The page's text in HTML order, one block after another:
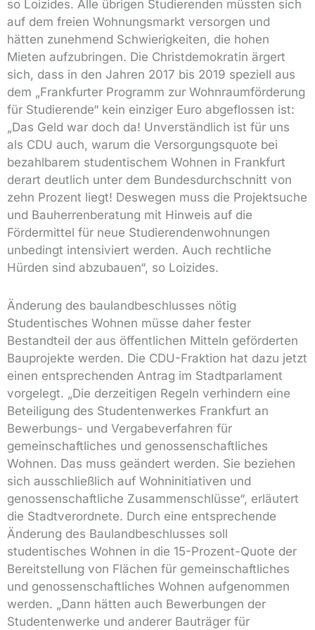
so Loizides. Alle übrigen Studierenden müssten sich
auf dem freien Wohnungsmarkt versorgen und
hätten zunehmend Schwierigkeiten, die hohen
Mieten aufzubringen. Die Christdemokratin ärgert
sich, dass in den Jahren 2017 bis 2019 speziell aus
dem „Frankfurter Programm zur Wohnraumförderung
für Studierende“ kein einziger Euro abgeflossen ist:
„Das Geld war doch da! Unverständlich ist für uns
als CDU auch, warum die Versorgungsquote bei
bezahlbarem studentischem Wohnen in Frankfurt
derart deutlich unter dem Bundesdurchschnitt von
zehn Prozent liegt! Deswegen muss die Projektsuche
und Bauherrenberatung mit Hinweis auf die
Fördermittel für neue Studierendenwohnungen
unbedingt intensiviert werden. Auch rechtliche
Hürden sind abzubauen“, so Loizides.
Änderung des baulandbeschlusses nötig
Studentisches Wohnen müsse daher fester
Bestandteil der aus öffentlichen Mitteln geförderten
Bauprojekte werden. Die CDU-Fraktion hat dazu jetzt
einen entsprechenden Antrag im Stadtparlament
vorgelegt. „Die derzeitigen Regeln verhindern eine
Beteiligung des Studentenwerkes Frankfurt an
Bewerbungs- und Vergabeverfahren für
gemeinschaftliches und genossenschaftliches
Wohnen. Das muss geändert werden. Sie beziehen
sich ausschließlich auf Wohninitiativen und
genossenschaftliche Zusammenschlüsse“, erläutert
die Stadtverordnete. Durch eine entsprechende
Änderung des Baulandbeschlusses soll
studentisches Wohnen in die 15-Prozent-Quote der
Bereitstellung von Flächen für gemeinschaftliches
und genossenschaftliches Wohnen aufgenommen
werden. „Dann hätten auch Bewerbungen der
Studentenwerke und anderer Bauträger für